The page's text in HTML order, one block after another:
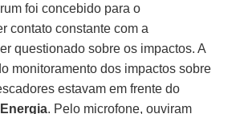
foi concebido para o
contato constante com a
questionado sobre os impactos. A
monitoramento dos impactos sobre
estavam em frente do
. Pelo microfone, ouviram